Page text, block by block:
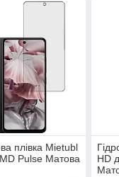
плівка Mietubl
Pulse Матова
HD